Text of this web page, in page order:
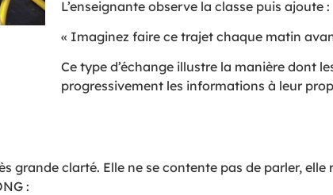
L’enseignante observe la classe puis ajoute :
« Imaginez faire ce trajet chaque matin
Ce type d’échange illustre la manière dont
progressivement les informations à leur
grande clarté. Elle ne se contente pas de parler, elle
: